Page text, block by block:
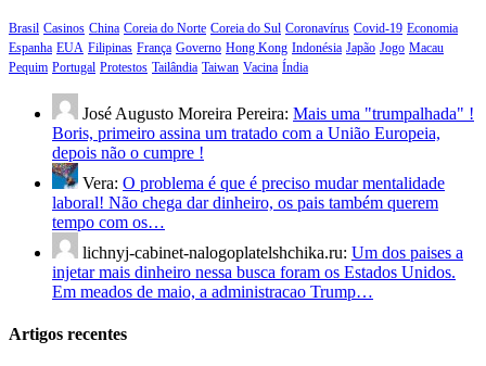
Brasil Casinos China Coreia do Norte Coreia do Sul Coronavírus Covid-19 Economia
Espanha EUA Filipinas França Governo Hong Kong Indonésia Japão Jogo Macau
Pequim Portugal Protestos Tailândia Taiwan Vacina Índia
José Augusto Moreira Pereira: Mais uma "trumpalhada" !
Boris, primeiro assina um tratado com a União Europeia,
depois não o cumpre !
Vera: O problema é que é preciso mudar mentalidade
laboral! Não chega dar dinheiro, os pais também querem
tempo com os…
lichnyj-cabinet-nalogoplatelshchika.ru: Um dos paises a
injetar mais dinheiro nessa busca foram os Estados Unidos.
Em meados de maio, a administracao Trump…
Artigos recentes